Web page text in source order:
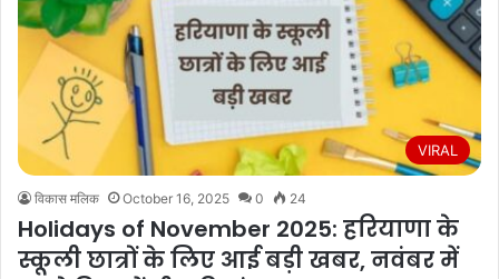
VIRAL
विकास मलिक October 16, 2025 0 24
Holidays of November 2025: हरियाणा के
स्कूली छात्रों के लिए आई बड़ी खबर, नवंबर में